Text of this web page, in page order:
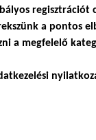
a pontos
a megfelelő